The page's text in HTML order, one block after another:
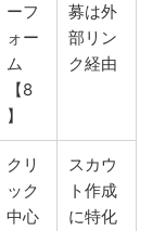
ーフ
ォー
ム
【8
】
募は外
部リン
ク経由
クリ
ック
中心
スカウ
ト作成
に特化